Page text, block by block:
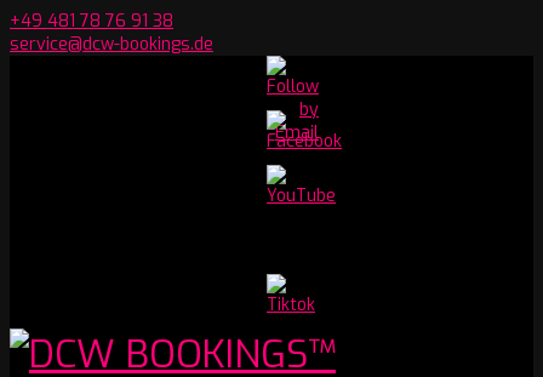
Skip
to
+49 481 78 76 91 38
service@dcw-bookings.de
Youtube
Channel